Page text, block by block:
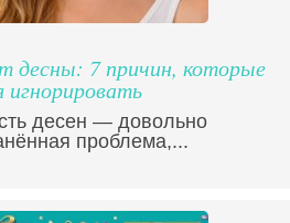
десны: 7 причин, которые
игнорировать
десен — довольно
проблема,...